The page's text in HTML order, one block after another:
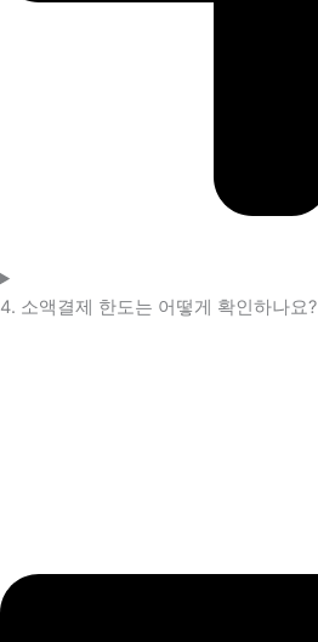
4. 소액결제 한도는 어떻게 확인하나요?